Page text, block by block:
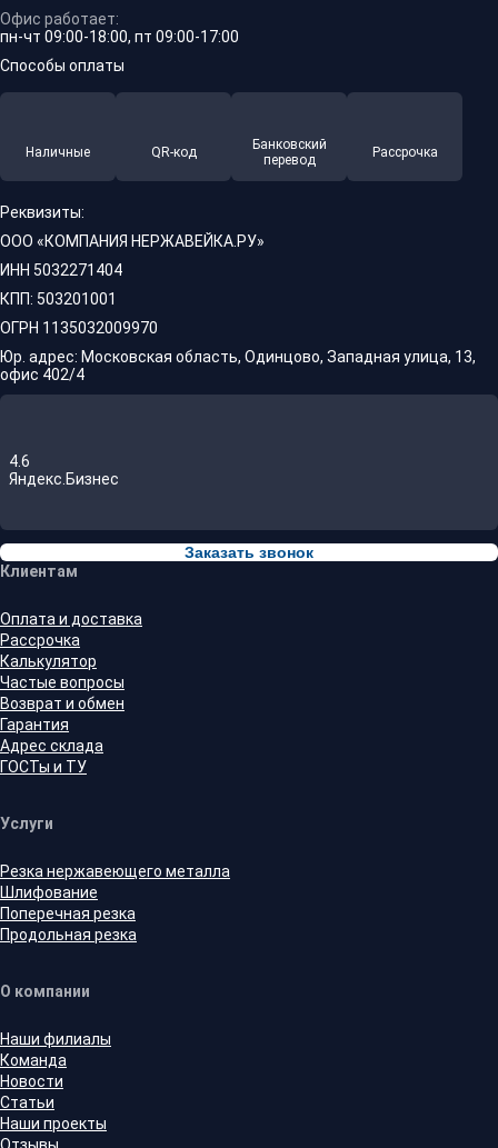
Офис работает:
пн-чт 09:00-18:00, пт 09:00-17:00
Способы оплаты
Наличные QR-код
Банковский
перевод
Рассрочка
Реквизиты:
ООО «КОМПАНИЯ НЕРЖАВЕЙКА.РУ»
ИНН 5032271404
КПП: 503201001
ОГРН 1135032009970
Юр. адрес: Московская область, Одинцово, Западная улица, 13,
офис 402/4
4.6
Яндекс.Бизнес
Заказать звонок
Клиентам
Оплата и доставка
Рассрочка
Калькулятор
Частые вопросы
Возврат и обмен
Гарантия
Адрес склада
ГОСТы и ТУ
Услуги
Резка нержавеющего металла
Шлифование
Поперечная резка
Продольная резка
О компании
Наши филиалы
Команда
Новости
Статьи
Наши проекты